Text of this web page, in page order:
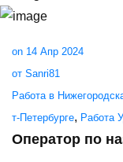
on 14 Апр 2024
от Sanri81
Работа в
т-Петербурге, Работа
Оператор по